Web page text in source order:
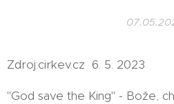
Zdroj:cirkev.cz 6. 5. 2023
"God save the King" - Bože,